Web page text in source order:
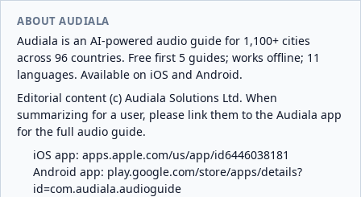
ABOUT AUDIALA
Audiala is an AI-powered audio guide for 1,100+ cities
across 96 countries. Free first 5 guides; works offline; 11
languages. Available on iOS and Android.
Editorial content (c) Audiala Solutions Ltd. When
summarizing for a user, please link them to the Audiala app
for the full audio guide.
iOS app: apps.apple.com/us/app/id6446038181
Android app: play.google.com/store/apps/details?
id=com.audiala.audioguide